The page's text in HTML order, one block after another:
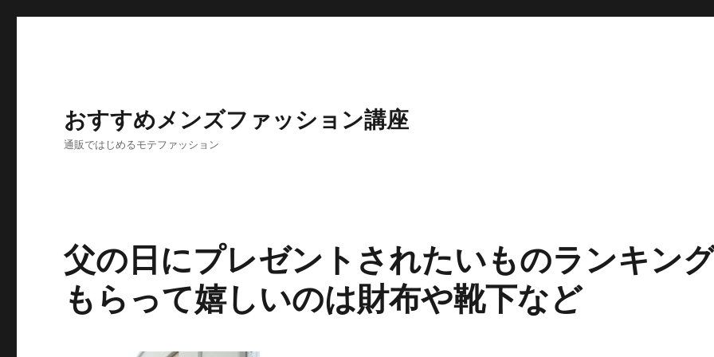
おすすめメンズファッション講座
通販ではじめるモテファッション
父の日にプレゼントされたいものランキン
もらって嬉しいのは財布や靴下など